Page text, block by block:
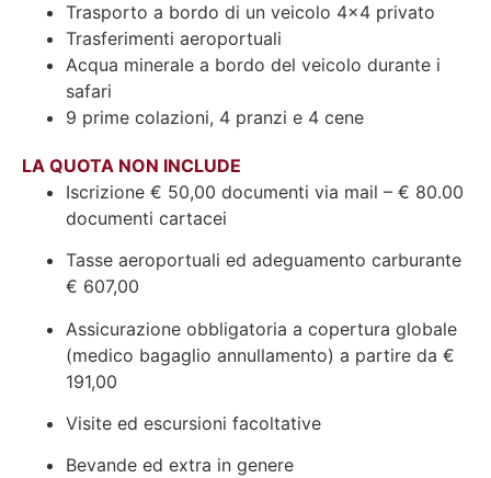
Trasporto a bordo di un veicolo 4×4 privato
Trasferimenti aeroportuali
Acqua minerale a bordo del veicolo durante i
safari
9 prime colazioni, 4 pranzi e 4 cene
LA QUOTA NON INCLUDE
Iscrizione € 50,00 documenti via mail – € 80.00
documenti cartacei
Tasse aeroportuali ed adeguamento carburante
€ 607,00
Assicurazione obbligatoria a copertura globale
(medico bagaglio annullamento) a partire da €
191,00
Visite ed escursioni facoltative
Bevande ed extra in genere